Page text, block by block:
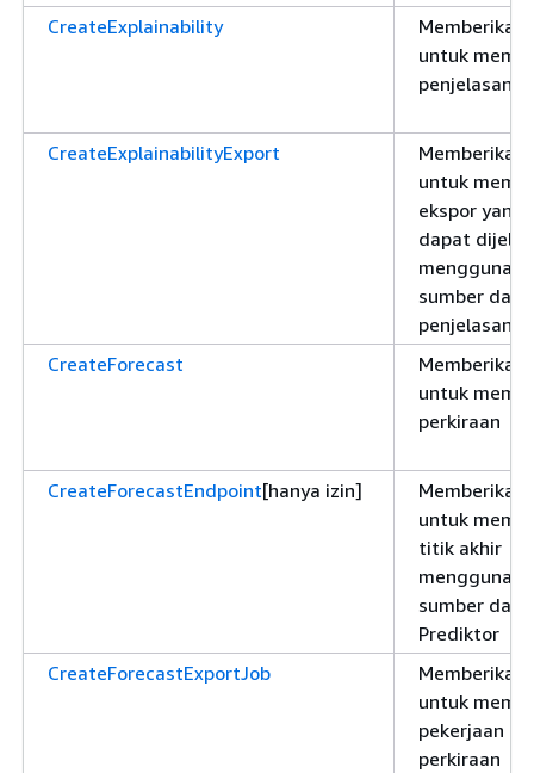
CreateExplainability
Memberikan
untuk
penjelasan
CreateExplainabilityExport
Memberikan
untuk
ekspor yang
dapat
sumber daya
penjelasan
CreateForecast
Memberikan
untuk
perkiraan
CreateForecastEndpoint[hanya izin]
Memberikan
untuk
titik akhir
sumber daya
Prediktor
CreateForecastExportJob
Memberikan
untuk
pekerjaan
perkiraan